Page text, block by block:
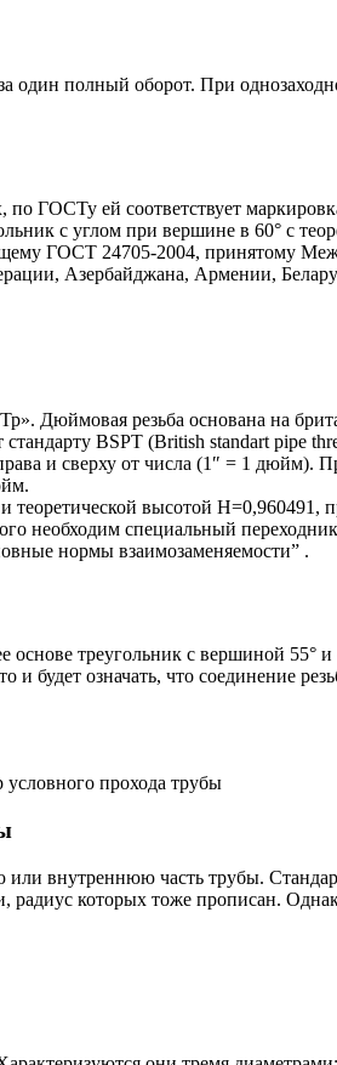
один полный оборот. При
по ГОСТу ей соответствует
с углом при вершине в 60° c
ГОСТ 24705-2004, принятому
Азербайджана, Армении,
Дюймовая резьба основана на
BSPT (British standart pipe
и сверху от числа (1″ = 1 дюйм).
высотой Н=0,960491,
необходим специальный
нормы взаимозаменяемости” .
основе треугольник с вершиной
будет означать, что соединение
прохода трубы
внутреннюю часть трубы.
которых тоже прописан.